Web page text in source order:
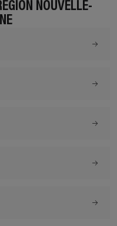
NOUVELLE-